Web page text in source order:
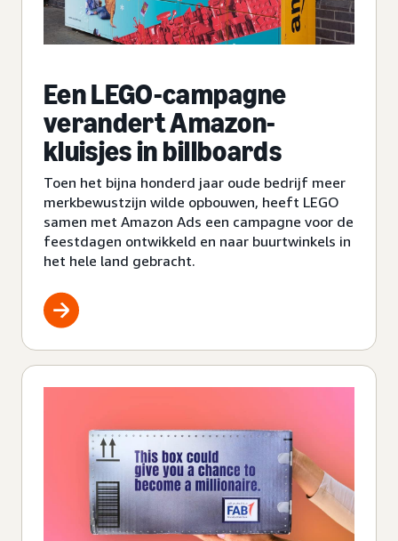
Een LEGO-campagne
verandert Amazon-
kluisjes in billboards
Toen het bijna honderd jaar oude bedrijf meer
merkbewustzijn wilde opbouwen, heeft LEGO
samen met Amazon Ads een campagne voor de
feestdagen ontwikkeld en naar buurtwinkels in
het hele land gebracht.